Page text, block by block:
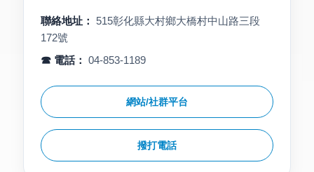
聯絡地址：
515彰化縣大村鄉大橋村中山路三段
172號
☎ 電話： 04-853-1189
網站/社群平台
撥打電話